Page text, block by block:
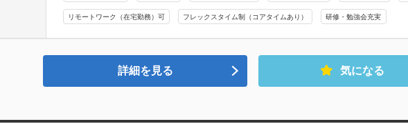
リモートワーク（在宅勤務）可 フレックスタイム制（コアタイムあり） 研修・勉強会充実
詳細を見る 気になる